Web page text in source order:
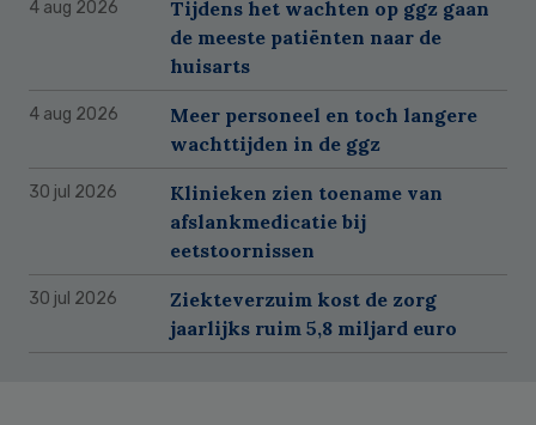
4 aug 2026
Tijdens het wachten op ggz gaan
de meeste patiënten naar de
huisarts
4 aug 2026
Meer personeel en toch langere
wachttijden in de ggz
30 jul 2026
Klinieken zien toename van
afslankmedicatie bij
eetstoornissen
30 jul 2026
Ziekteverzuim kost de zorg
jaarlijks ruim 5,8 miljard euro